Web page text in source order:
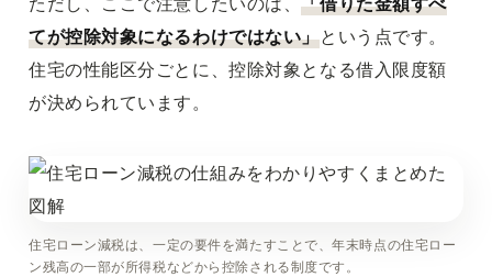
てが控除対象になるわけではない」という点です。
住宅の性能区分ごとに、控除対象となる借入限度額
が決められています。
住宅ローン減税は、一定の要件を満たすことで、年末時点の住宅ロー
ン残高の一部が所得税などから控除される制度です。